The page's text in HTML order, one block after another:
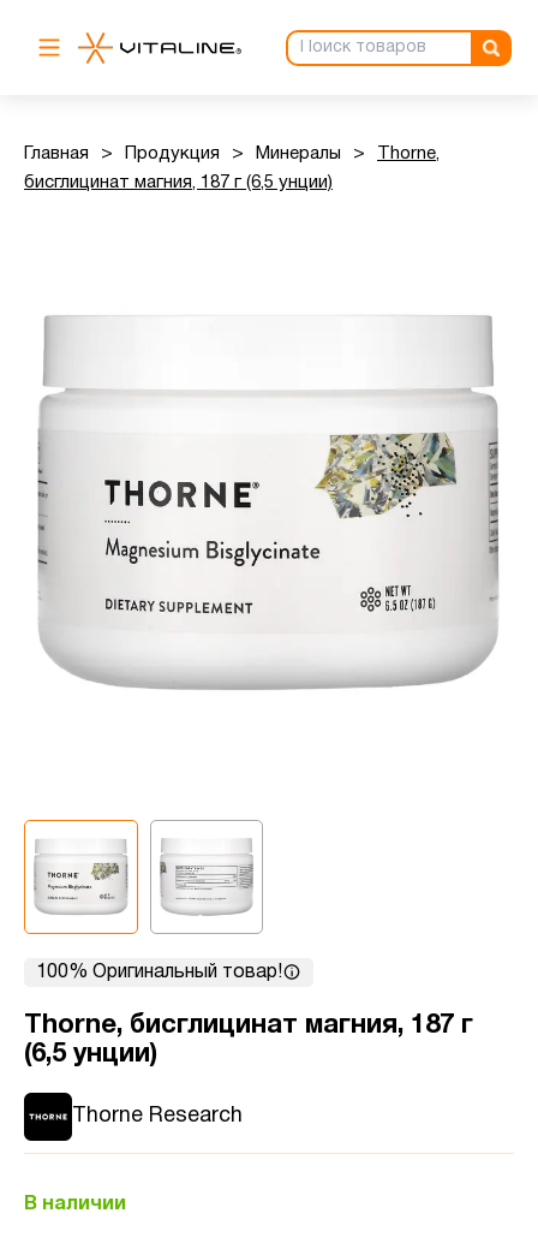
Главная > Продукция > Минералы >
Thorne,
бисглицинат магния, 187 г (6,5 унции)
100% Оригинальный товар!
Thorne, бисглицинат магния, 187 г
(6,5 унции)
Thorne Research
В наличии